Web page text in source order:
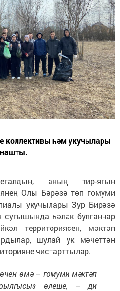
коллективы һәм укучылары
аның тир-ягын
Олы Бәрәзә төп гомуми
укучылары Зур Бирәзә
һәлак булганнар
территориясен, мәктәп
шулай ук мәчеттән
чистарттылар.
өмә – гомуми мәктәп
өлеше, – ди